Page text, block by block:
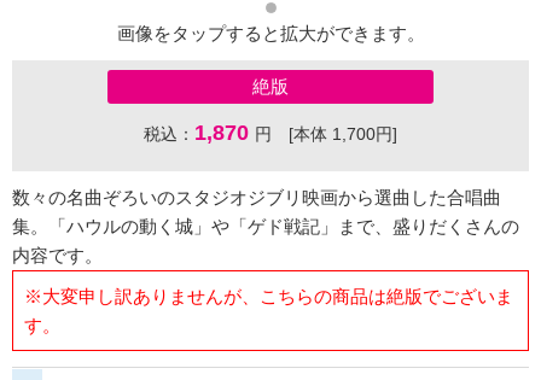
画像をタップすると拡大ができます。
絶版
税込： 1,870 円 [本体 1,700円]
数々の名曲ぞろいのスタジオジブリ映画から選曲した合唱曲
集。「ハウルの動く城」や「ゲド戦記」まで、盛りだくさんの
内容です。
※大変申し訳ありませんが、こちらの商品は絶版でございま
す。